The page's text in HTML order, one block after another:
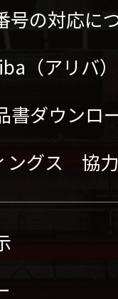
号の対応に
（アリバ
書ダウンロ
ングス 協